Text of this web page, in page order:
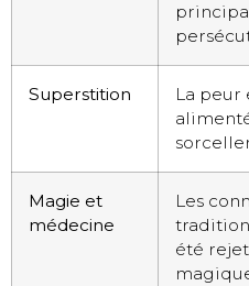
Superstition
La peur
Magie et
médecine
Les
été